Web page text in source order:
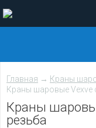
Главная → Краны
Краны шаровые Vexve
Краны
резьба